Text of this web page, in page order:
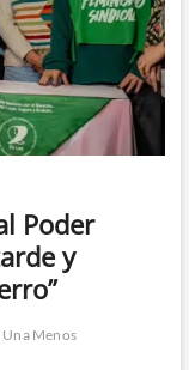
Poder
y
Una Menos